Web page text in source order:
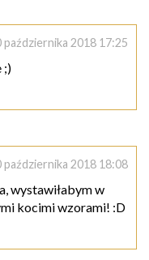
października 2018 17:25
;)
października 2018 18:08
wystawiłabym w
kocimi wzorami! :D